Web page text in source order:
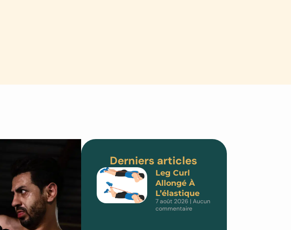
Derniers articles
Leg Curl
Allongé À
L’élastique
7 août 2026
Aucun
commentaire